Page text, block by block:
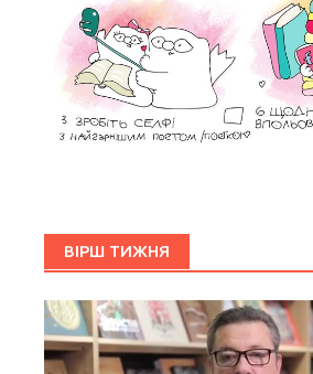
ВІРШ ТИЖНЯ